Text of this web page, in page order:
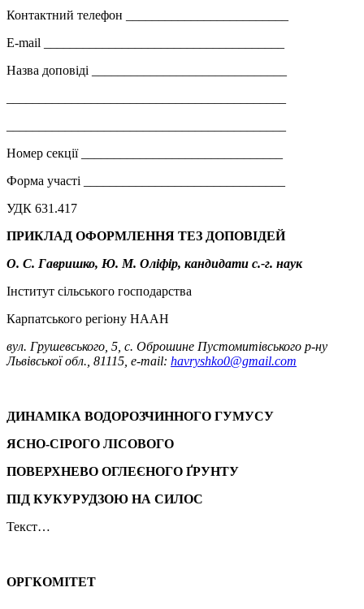
Контактний телефон _________________________
E-mail
Назва доповіді ______________________________
Номер секції _______________________________
Форма участі _______________________________
УДК 631.417
ПРИКЛАД ОФОРМЛЕННЯ ТЕЗ ДОПОВІДЕЙ
О. С. Гавришко, Ю. М. Оліфір, кандидати с.-г. наук
Інститут сільського господарства
Карпатського регіону НААН
вул. Грушевського, 5, с. Оброшине Пустомитівського р-ну
Львівської обл., 81115, e-mail: havryshko0@gmail.com
ДИНАМІКА ВОДОРОЗЧИННОГО ГУМУСУ
ЯСНО-СІРОГО ЛІСОВОГО
ПОВЕРХНЕВО ОГЛЕЄНОГО ҐРУНТУ
ПІД КУКУРУДЗОЮ НА СИЛОС
Текст…
ОРГКОМІТЕТ